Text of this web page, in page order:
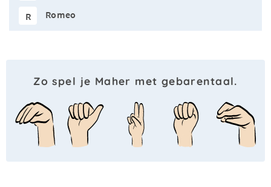
R Romeo
Zo spel je Maher met gebarentaal.